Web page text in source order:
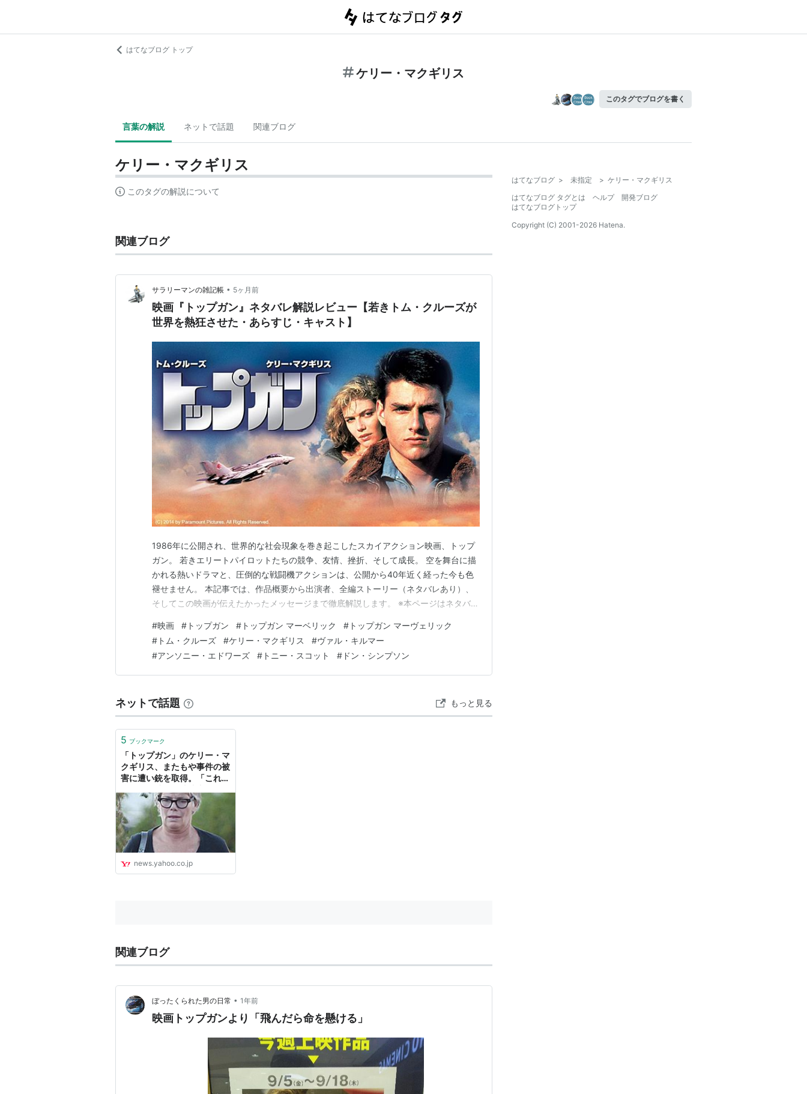
はてなブログ トップ
ケリー・マクギリス
このタグでブログを書く
言葉の解説 ネットで話題 関連ブログ
ケリー・マクギリス
このタグの解説について
関連ブログ
サラリーマンの雑記帳 • 5ヶ月前
映画『トップガン』ネタバレ解説レビュー【若きトム・クルーズが
世界を熱狂させた・あらすじ・キャスト】
1986年に公開され、世界的な社会現象を巻き起こしたスカイアクション映画、トップ
ガン。 若きエリートパイロットたちの競争、友情、挫折、そして成長。 空を舞台に描
かれる熱いドラマと、圧倒的な戦闘機アクションは、公開から40年近く経った今も色
褪せません。 本記事では、作品概要から出演者、全編ストーリー（ネタバレあり）、
そしてこの映画が伝えたかったメッセージまで徹底解説します。 ※本ページはネタバレ
ト 全編ストーリーネタバレ解説 物語の本質 この作品が伝えたかったこと まとめ 続編
へ 作品概要 公開日：1986年 監…
#映画 # トップガン # トップガン マーベリック # トップガン マーヴェリック
# トム・クルーズ #ケリー・マクギリス #ヴァル・キルマー
#アンソニー・エドワーズ # トニー・スコット # ドン・シンプソン
ネットで話題 もっと見る
5 ブックマーク
「トップガン」のケリー・マ
クギリス、またもや事件の被
害に遭い銃を取得。「これで
エキスパート - Yahoo!ニュ
ース
news.yahoo.co.jp
関連ブログ
ぼったくられた男の日常 • 1年前
映画トップガンより「飛んだら命を懸ける」
はてなブログ > 未指定 > ケリー・マクギリス
はてなブログ タグとは
ヘルプ
開発ブログ
はてなブログトップ
Copyright (C) 2001-2026 Hatena.